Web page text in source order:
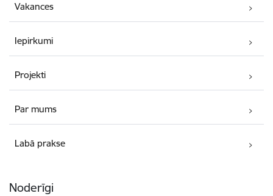
Vakances
Iepirkumi
Projekti
Par mums
Labā prakse
Noderīgi